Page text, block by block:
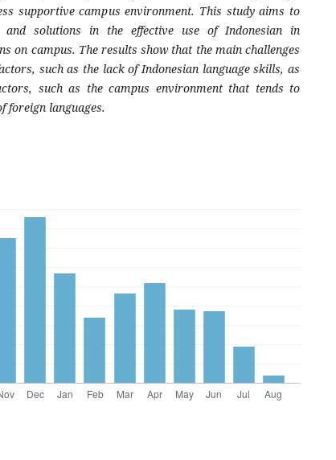
supportive campus environment. This study aims to
and solutions in the effective use of Indonesian in
on campus. The results show that the main challenges
such as the lack of Indonesian language skills, as
such as the campus environment that tends to
foreign languages.